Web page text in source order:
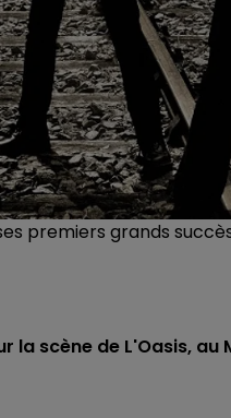
premiers grands
scène de L'Oasis, au